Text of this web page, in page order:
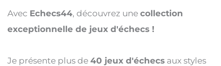
Avec Echecs44, découvrez une collection
exceptionnelle de jeux d'échecs !
Je présente plus de 40 jeux d'échecs aux styles